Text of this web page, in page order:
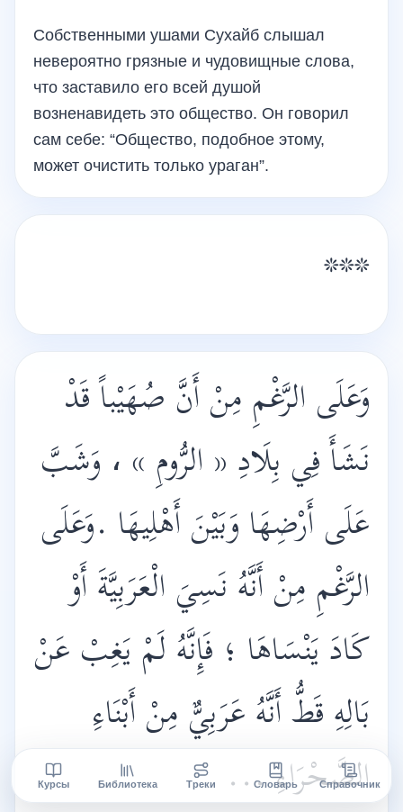
Курсы Библиотека Треки Словарь Справочник
Собственными ушами Сухайб слышал
невероятно грязные и чудовищные слова,
что заставило его всей душой
возненавидеть это общество. Он говорил
сам себе: “Общество, подобное этому,
может очистить только ураган”.
***
وَعَلَى الرَّغْمِ مِنْ أَنَّ صُهَيْباً قَدْ
نَشَأَ فِي بِلَادِ « الرُّومِ » ، وَشَبَّ
عَلَى أَرْضِهَا وَبَيْنَ أَهْلِيهَا .وَعَلَى
الرَّغْمِ مِنْ أَنَّهُ نَسِيَ الْعَرَبِيَّةَ أَوْ
كَادَ يَنْسَاهَا ؛ فَإِنَّهُ لَمْ يَغِبْ عَنْ
بَالِهِ قَطُّ أَنَّهُ عَرَبِيٌّ مِنْ أَبْنَاءِ
الصَّحْرَاءِ ...